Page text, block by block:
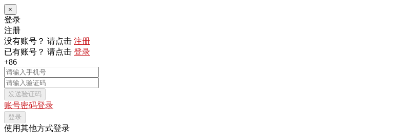
×
登录
注册
没有账号？ 请点击 注册
已有账号？ 请点击 登录
+86
发送验证码
账号密码登录
登录
使用其他方式登录